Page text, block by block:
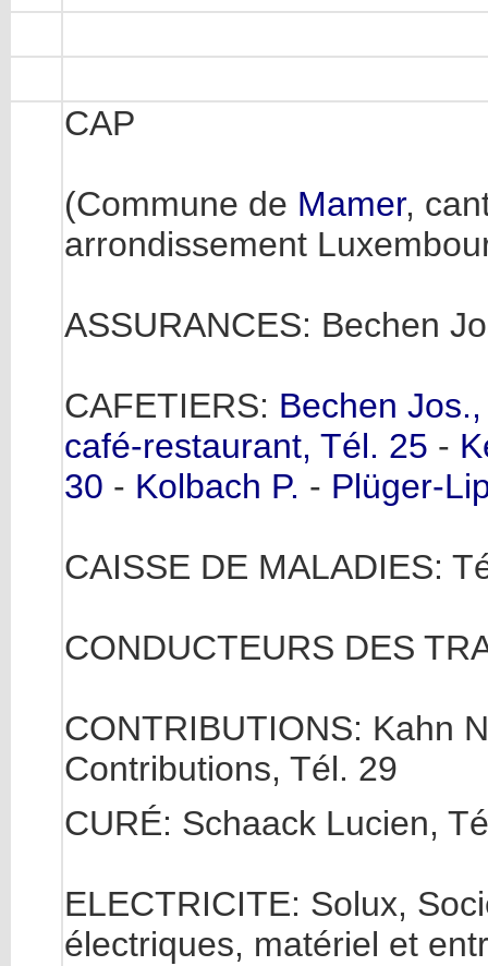
CAP
(Commune de Mamer,
arrondissement
ASSURANCES: Bechen
CAFETIERS: Bechen
café-restaurant, Tél. 25 -
30 - Kolbach P. - Plüger-
CAISSE DE MALADIES:
CONDUCTEURS DES
CONTRIBUTIONS: Kahn
Contributions, Tél. 29
CURÉ: Schaack Lucien,
ELECTRICITE: Solux,
électriques, matériel et